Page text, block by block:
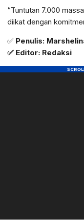
“Tuntutan 7.000
diikat dengan
✅ Penulis:
✅ Editor: Redaksi